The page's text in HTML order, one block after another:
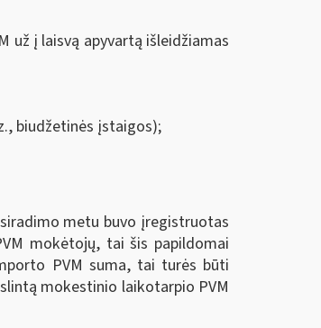
į laisvą apyvartą išleidžiamas
biudžetinės įstaigos);
metu buvo įregistruotas
mokėtojų, tai šis papildomai
PVM suma, tai turės būti
mokestinio laikotarpio PVM